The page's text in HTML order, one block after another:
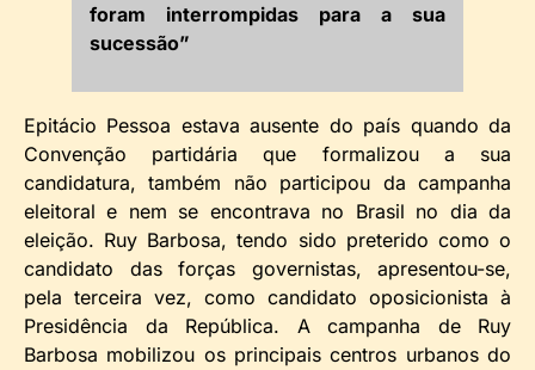
foram interrompidas para a sua
sucessão”
Epitácio Pessoa estava ausente do país quando da
Convenção partidária que formalizou a sua
candidatura, também não participou da campanha
eleitoral e nem se encontrava no Brasil no dia da
eleição. Ruy Barbosa, tendo sido preterido como o
candidato das forças governistas, apresentou-se,
pela terceira vez, como candidato oposicionista à
Presidência da República. A campanha de Ruy
Barbosa mobilizou os principais centros urbanos do